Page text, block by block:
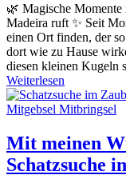
🌿 Magische
Madeira ruft ✨ Seit
einen Ort finden, der
dort wie zu Hause
diesen kleinen Kugeln
Weiterlesen
Mit meinen
Schatzsuche